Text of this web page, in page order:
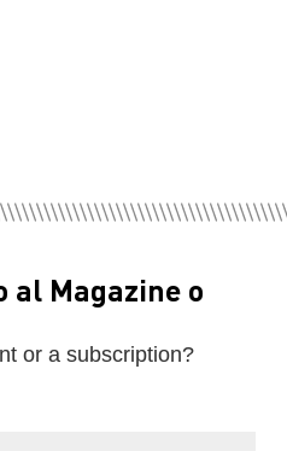
al Magazine o
or a subscription?